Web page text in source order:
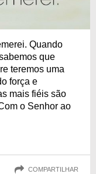
Quando
que
teremos uma
força e
mais fiéis são
o Senhor ao
COMPARTILHAR